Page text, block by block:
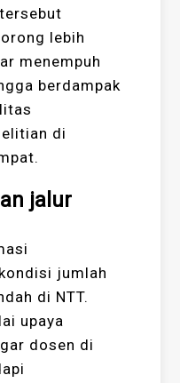
lebih
menempuh
berdampak
di
jalur
jumlah
di NTT.
upaya
dosen di